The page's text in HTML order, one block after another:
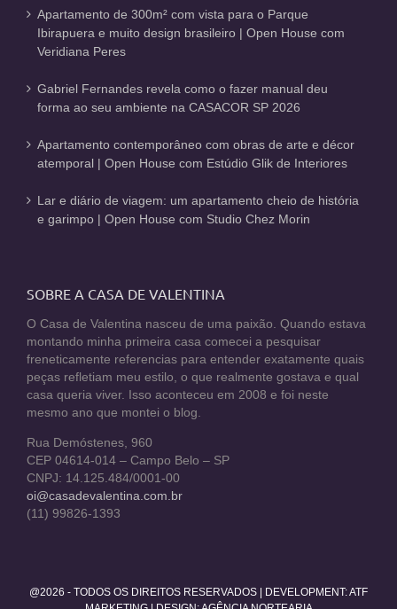
Apartamento de 300m² com vista para o Parque
Ibirapuera e muito design brasileiro | Open House com
Veridiana Peres
Gabriel Fernandes revela como o fazer manual deu
forma ao seu ambiente na CASACOR SP 2026
Apartamento contemporâneo com obras de arte e décor
atemporal | Open House com Estúdio Glik de Interiores
Lar e diário de viagem: um apartamento cheio de história
e garimpo | Open House com Studio Chez Morin
SOBRE A CASA DE VALENTINA
O Casa de Valentina nasceu de uma paixão. Quando estava
montando minha primeira casa comecei a pesquisar
freneticamente referencias para entender exatamente quais
peças refletiam meu estilo, o que realmente gostava e qual
casa queria viver. Isso aconteceu em 2008 e foi neste
mesmo ano que montei o blog.
Rua Demóstenes, 960
CEP 04614-014 – Campo Belo – SP
CNPJ: 14.125.484/0001-00
oi@casadevalentina.com.br
(11) 99826-1393
@2026 - TODOS OS DIREITOS RESERVADOS | DEVELOPMENT:ATF